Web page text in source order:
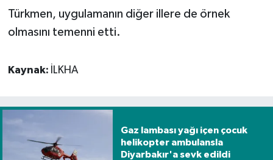
Türkmen, uygulamanın diğer illere de örnek
olmasını temenni etti.
Kaynak: İLKHA
Gaz lambası yağı içen çocuk
helikopter ambulansla
Diyarbakır'a sevk edildi